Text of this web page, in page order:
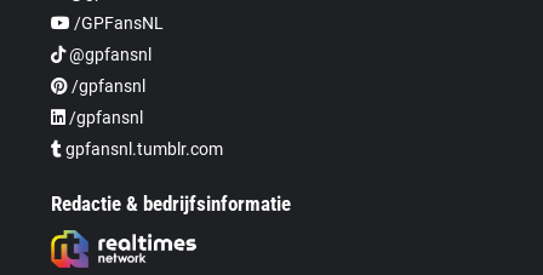
/GPFansNL
@gpfansnl
/gpfansnl
/gpfansnl
gpfansnl.tumblr.com
Redactie & bedrijfsinformatie